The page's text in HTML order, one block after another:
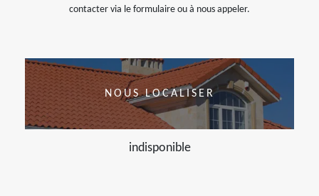
contacter via le formulaire ou à nous appeler.
NOUS LOCALISER
indisponible